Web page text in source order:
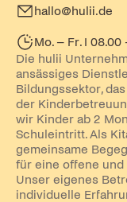
hallo@hulii.de
Mo. – Fr. I 08.00
Die hulii
ansässiges
Bildungssektor,
der
wir Kinder ab 2
Schuleintritt. Als
gemeinsame
für eine offene
Unser eigenes
individuelle